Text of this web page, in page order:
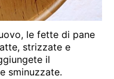
le fette di pane
strizzate e
il
sminuzzate.